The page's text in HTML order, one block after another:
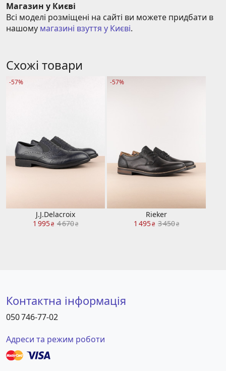
Магазин у Києві
Всі моделі розміщені на сайті ви можете придбати в
нашому магазині взуття у Києві.
Схожі товари
-57%
J.J.Delacroix
1 995₴ 4 670₴
-57%
Rieker
1 495₴ 3 450₴
Контактна інформація
050 746-77-02
Адреси та режим роботи